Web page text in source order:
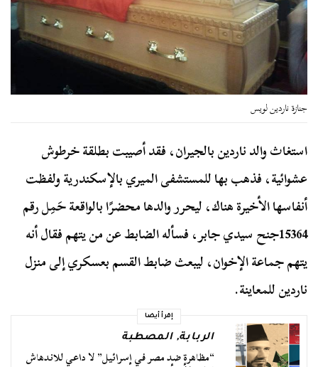
جنازة ناردين لويس
استغاث والد ناردين بالجيران، فقد أصيبت بطلقة خرطوش
عشوائية، فذهب بها للمستشفى الميري بالإسكندرية ولفظت
أنفاسها الأخيرة هناك، ليحرر والدها محضرًا بالواقعة حَمِل رقم
15364جنح سيدي جابر، فسأله الضابط عن من يتهم فقال أنه
يتهم جماعة الإخوان، ليبعث ضابط القسم بعسكري إلى منزل
ناردين للمعاينة.
إقرأ أيضا
الربابة,المصطبة
“مظاهرة ضد مصر في إسرائيل” لا داعي للاندهاش